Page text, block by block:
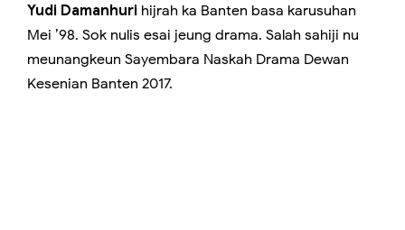
Yudi Damanhuri hijrah ka Banten basa karusuhan
Mei ’98. Sok nulis esai jeung drama. Salah sahiji nu
meunangkeun Sayembara Naskah Drama Dewan
Kesenian Banten 2017.